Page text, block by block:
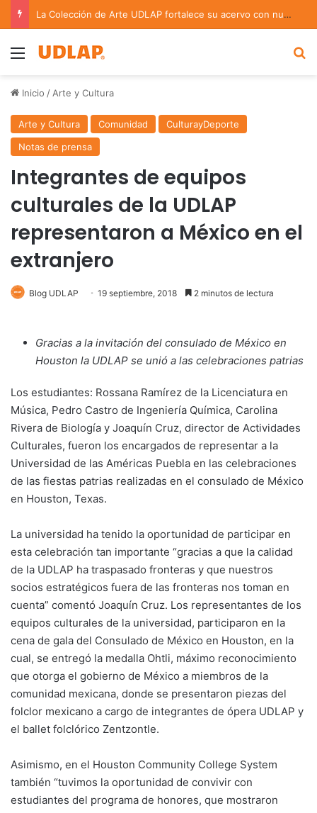
La Colección de Arte UDLAP fortalece su acervo con nuevas obras de artistas emergentes y consolidados
Menu
Inicio / Arte y Cultura
Arte y Cultura Comunidad
CulturayDeporte
Notas de prensa
Integrantes de equipos
culturales de la UDLAP
representaron a México en el
extranjero
Blog UDLAP 19 septiembre, 2018 2 minutos de lectura
Gracias a la invitación del consulado de México en
Houston la UDLAP se unió a las celebraciones patrias
Los estudiantes: Rossana Ramírez de la Licenciatura en
Música, Pedro Castro de Ingeniería Química, Carolina
Rivera de Biología y Joaquín Cruz, director de Actividades
Culturales, fueron los encargados de representar a la
Universidad de las Américas Puebla en las celebraciones
de las fiestas patrias realizadas en el consulado de México
en Houston, Texas.
La universidad ha tenido la oportunidad de participar en
esta celebración tan importante “gracias a que la calidad
de la UDLAP ha traspasado fronteras y que nuestros
socios estratégicos fuera de las fronteras nos toman en
cuenta” comentó Joaquín Cruz. Los representantes de los
equipos culturales de la universidad, participaron en la
cena de gala del Consulado de México en Houston, en la
cual, se entregó la medalla Ohtli, máximo reconocimiento
que otorga el gobierno de México a miembros de la
comunidad mexicana, donde se presentaron piezas del
folclor mexicano a cargo de integrantes de ópera UDLAP y
el ballet folclórico Zentzontle.
Asimismo, en el Houston Community College System
también “tuvimos la oportunidad de convivir con
estudiantes del programa de honores, que mostraron